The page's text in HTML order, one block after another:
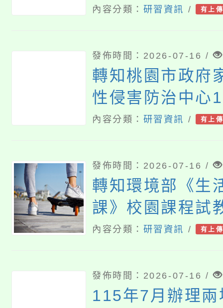
法人勵馨社會福
懷孕服務專業人
練」一案 ，詳
照。
內容分類： 研習資訊 / 有上
發佈時間：2026-07-16 /
轉知桃園市政府
性侵害防治中心
「性別暴力防治
迎師生踴躍報名
內容分類： 研習資訊 / 有上
發佈時間：2026-07-16 /
轉知環境部《生
課》校園課程試
簡章
內容分類： 研習資訊 / 有上
發佈時間：2026-07-16 /
115年7月辦理